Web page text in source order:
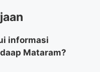
informasi
Mataram?